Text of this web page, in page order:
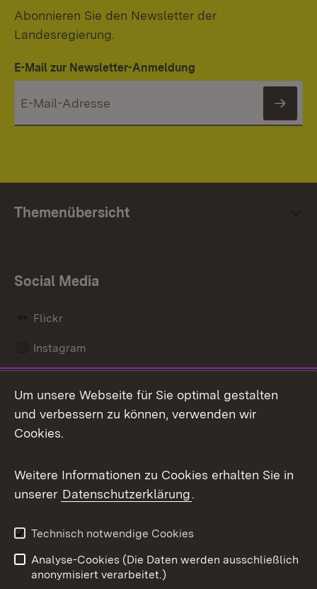
Abonnieren Sie den Newsletter der
Landesregierung.
E-Mail zur Newsletter-Anmeldung
Themenübersicht
Social Media
Flickr
Instagram
Mastodon
Messenger
Social Wall
X / Twitter
Youtube
Um unsere Webseite für Sie optimal gestalten
und verbessern zu können, verwenden wir
Cookies.
Weitere Informationen zu Cookies erhalten Sie in
unserer Datenschutzerklärung.
Technisch notwendige Cookies
Analyse-Cookies (Die Daten werden ausschließlich
anonymisiert verarbeitet.)